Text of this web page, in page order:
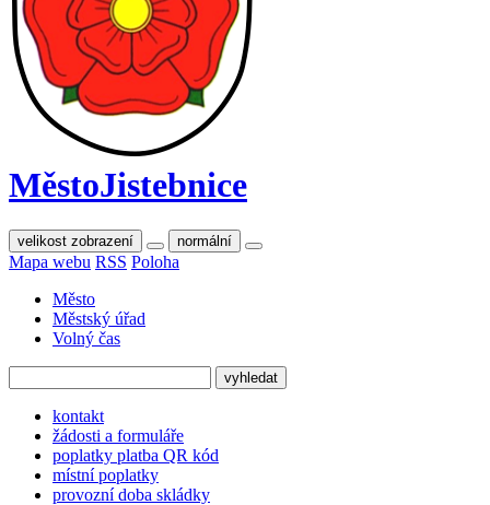
MěstoJistebnice
velikost zobrazení normální
Mapa webu RSS Poloha
Město
Městský úřad
Volný čas
kontakt
žádosti a formuláře
poplatky platba QR kód
místní poplatky
provozní doba skládky